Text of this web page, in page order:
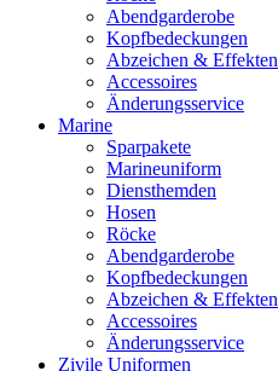
Abendgarderobe
Kopfbedeckungen
Abzeichen & Effekten
Accessoires
Änderungsservice
Marine
Sparpakete
Marineuniform
Diensthemden
Hosen
Röcke
Abendgarderobe
Kopfbedeckungen
Abzeichen & Effekten
Accessoires
Änderungsservice
Zivile Uniformen